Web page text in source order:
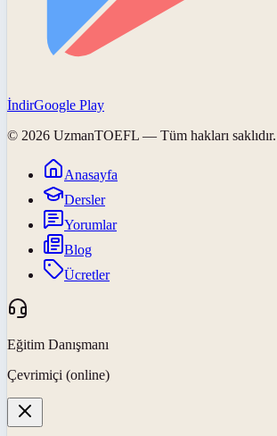
İndirGoogle Play
© 2026 UzmanTOEFL — Tüm hakları saklıdır.
Anasayfa
Dersler
Yorumlar
Blog
Ücretler
Eğitim Danışmanı
Çevrimiçi (online)